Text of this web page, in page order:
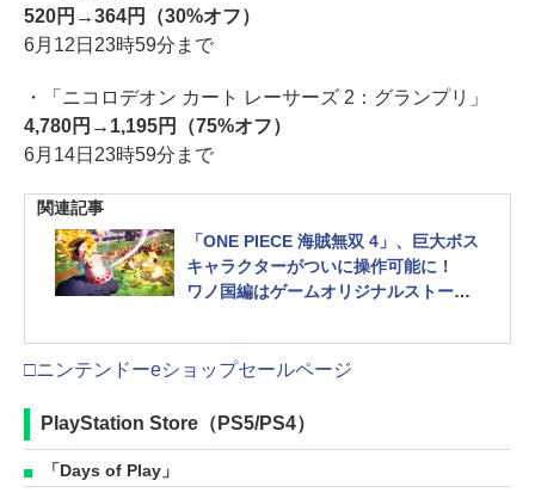
520円→364円（30%オフ）
6月12日23時59分まで
・「ニコロデオン カート レーサーズ 2：グランプリ」
4,780円→1,195円（75%オフ）
6月14日23時59分まで
関連記事
「ONE PIECE 海賊無双 4」、巨大ボス
キャラクターがついに操作可能に！
ワノ国編はゲームオリジナルストーリ
□ニンテンドーeショップセールページ
PlayStation Store（PS5/PS4）
「Days of Play」